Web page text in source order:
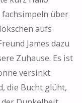
fachsimpeln über
aufs
James dazu
Zuhause. Es ist
versinkt
die Bucht glüht,